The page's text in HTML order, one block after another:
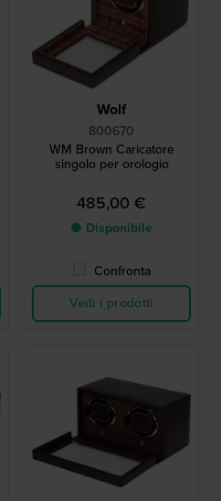
Wolf
800670
WM Brown Caricatore
singolo per orologio
485,00 €
● Disponibile
Confronta
Vedi i prodotti